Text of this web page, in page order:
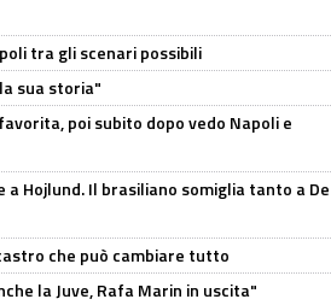
tra gli scenari possibili
sua storia"
poi subito dopo vedo Napoli e
a Hojlund. Il brasiliano somiglia tanto a De
che può cambiare tutto
la Juve, Rafa Marin in uscita"